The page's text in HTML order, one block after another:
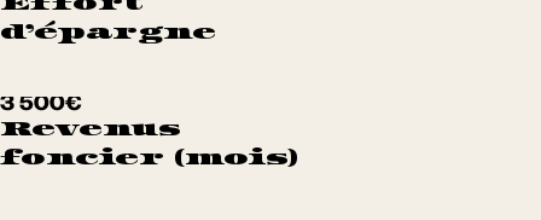
d’épargne
3 500€
Revenus
foncier (mois)